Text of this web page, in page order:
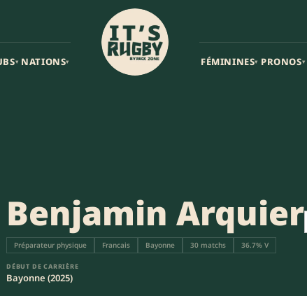
▾ NATIONS▾ FÉMININES▾ PRONOS▾
Benjamin Arquier
Préparateur physique Francais Bayonne 30 matchs 36.7% V
DÉBUT DE CARRIÈRE
Bayonne (2025)